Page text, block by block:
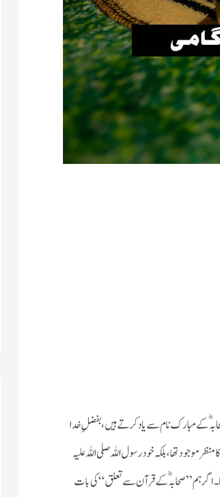
ؓکے مبارک نام سے یاد کرتے ہیں ، بفضلِ خدا
تھا، بلکہ خود رسول اللہ صلی اللہ علیہ
اگر ہم” صحابہ ؓ کے قرآن سے تعلق“ کی بات